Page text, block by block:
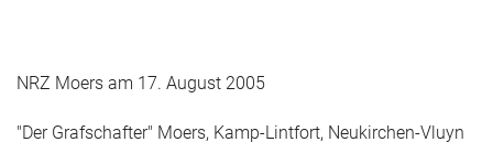
Das war 2017
Das war 2016
NRZ Moers am 17. August 2005
"Der Grafschafter" Moers, Kamp-Lintfort, Neukirchen-Vluyn